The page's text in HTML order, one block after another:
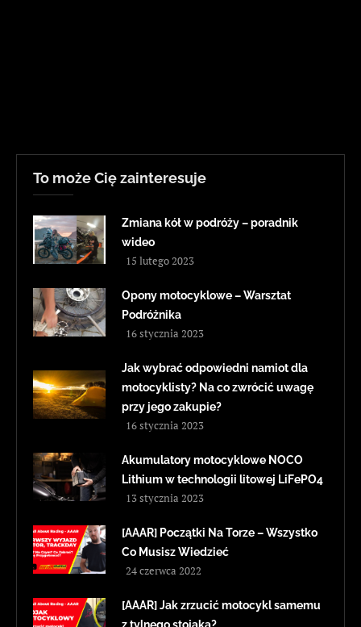
To może Cię zainteresuje
Zmiana kół w podróży – poradnik
wideo
15 lutego 2023
Opony motocyklowe – Warsztat
Podróżnika
16 stycznia 2023
Jak wybrać odpowiedni namiot dla
motocyklisty? Na co zwrócić uwagę
przy jego zakupie?
16 stycznia 2023
Akumulatory motocyklowe NOCO
Lithium w technologii litowej LiFePO4
13 stycznia 2023
[AAAR] Początki Na Torze – Wszystko
Co Musisz Wiedzieć
24 czerwca 2022
[AAAR] Jak zrzucić motocykl samemu
z tylnego stojaka?